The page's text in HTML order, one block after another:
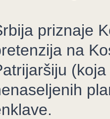
priznaje
na